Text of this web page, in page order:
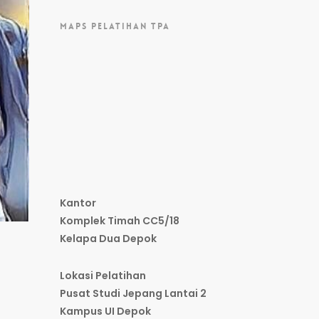
MAPS PELATIHAN TPA
Kantor
Komplek Timah CC5/18
Kelapa Dua Depok
Lokasi Pelatihan
Pusat Studi Jepang Lantai 2
Kampus UI Depok